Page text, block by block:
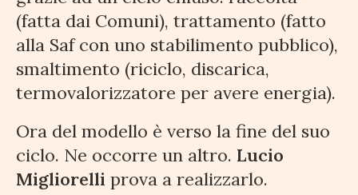
(fatta dai Comuni), trattamento (fatto
alla Saf con uno stabilimento pubblico),
smaltimento (riciclo, discarica,
termovalorizzatore per avere energia).
Ora del modello è verso la fine del suo
ciclo. Ne occorre un altro. Lucio
Migliorelli prova a realizzarlo.